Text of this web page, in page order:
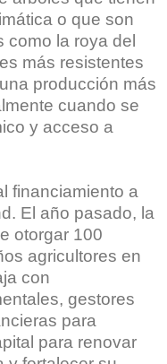
o que son
como la roya del
más resistentes
producción más
cuando se
y acceso a
financiamiento a
El año pasado, la
otorgar 100
agricultores en
con
gestores
para
para renovar